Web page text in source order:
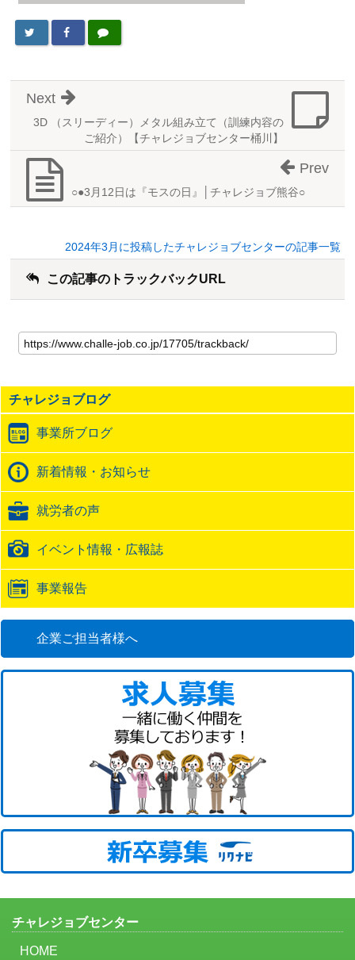
3D （スリーディー）メタル組み立て（訓練内容の
ご紹介）【チャレジョブセンター桶川】
Next
○●3月12日は『モスの日』│チャレジョブ熊谷○
Prev
2024年3月に投稿したチャレジョブセンターの記事一覧
この記事のトラックバックURL
の
記
の
ト
ッ
ク
バ
ッ
URL
チャレジョブログ
事業所ブログ
新着情報・お知らせ
就労者の声
イベント情報・広報誌
事業報告
企業ご担当者様へ
チャレジョブセンター
HOME